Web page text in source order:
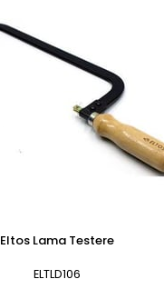
Eltos Lama Testere
ELTLD106